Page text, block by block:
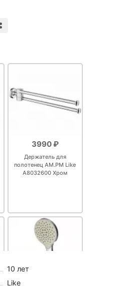
3990 ₽
Держатель для
полотенец AM.PM Like
A8032600 Хром
10 лет
Like